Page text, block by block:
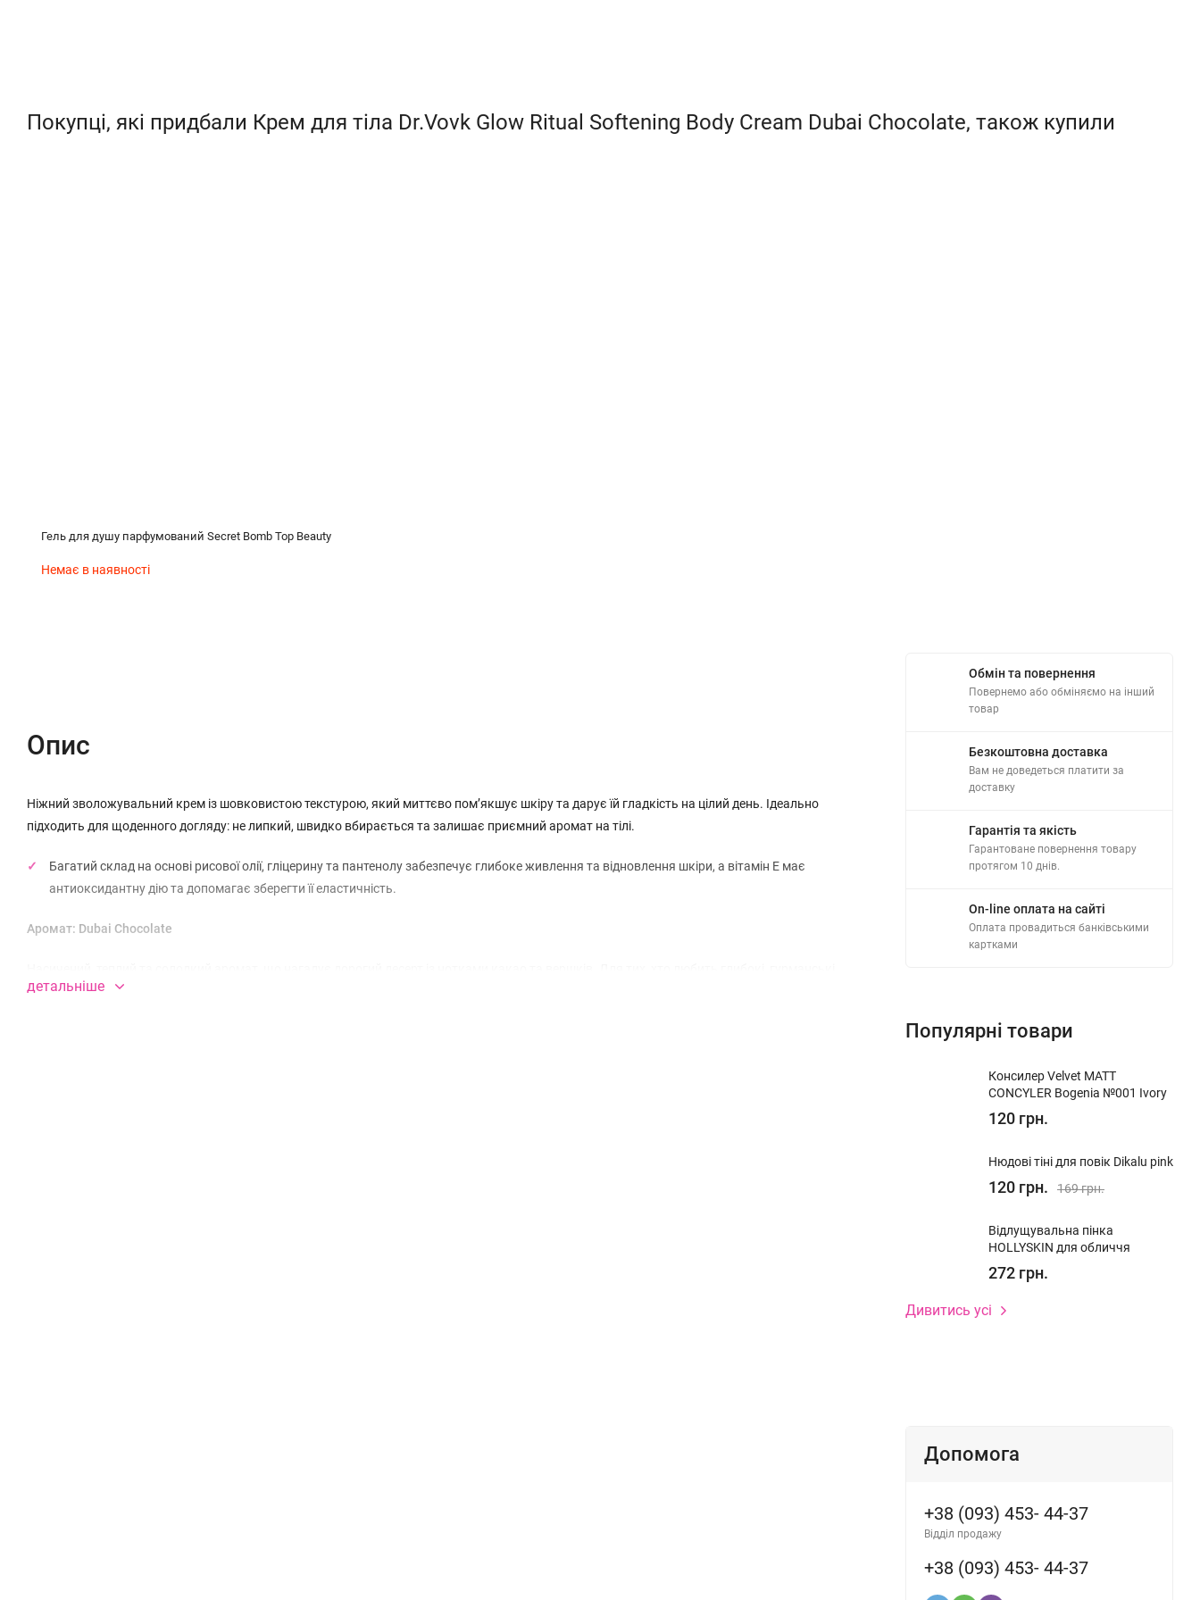
Покупці, які придбали Крем для тіла Dr.Vovk Glow Ritual Softening Body Cream Dubai Chocolate, також купили
Гель для душу парфумований Secret Bomb Top Beauty
Немає в наявності
Опис
Ніжний зволожувальний крем із шовковистою текстурою, який миттєво пом’якшує шкіру та дарує їй гладкість на цілий день. Ідеально
підходить для щоденного догляду: не липкий, швидко вбирається та залишає приємний аромат на тілі.
Багатий склад на основі рисової олії, гліцерину та пантенолу забезпечує глибоке живлення та відновлення шкіри, а вітамін Е має
антиоксидантну дію та допомагає зберегти її еластичність.
Аромат: Dubai Chocolate
аромати.
детальніше
Обмін та повернення
Повернемо або обміняємо на інший
товар
Безкоштовна доставка
Вам не доведеться платити за
доставку
Гарантія та якість
Гарантоване повернення товару
протягом 10 днів.
On-line оплата на сайті
Оплата провадиться банківськими
картками
Популярні товари
Консилер Velvet MATT
CONCYLER Bogenia №001 Ivory
120 грн.
Нюдові тіні для повік Dikalu pink
120 грн. 169 грн.
Відлущувальна пінка
HOLLYSKIN для обличчя
272 грн.
Дивитись усі
Допомога
+38 (093) 453- 44-37
Відділ продажу
+38 (093) 453- 44-37